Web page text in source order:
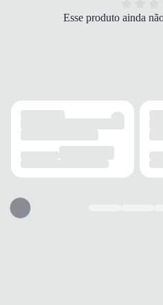
Short Fila Flat Life Verde Chino
uma peça que une moda e
Fila, você terá um short que
e funcionalidade. Não perca a chance
essa peça essencial!
Esse produto ainda